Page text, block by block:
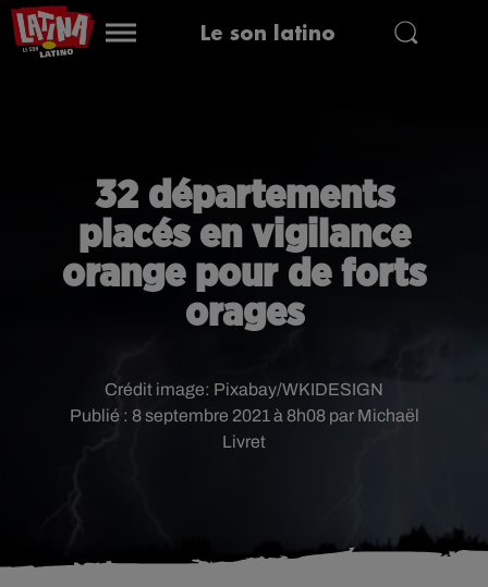
Le son latino
32 départements
placés en vigilance
orange pour de forts
orages
Publié : 8 septembre 2021 à 8h08 par Michaël
Livret
Crédit image: Pixabay/WKIDESIGN